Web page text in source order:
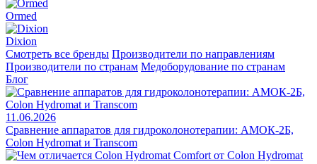
Ormed
Dixion
Смотреть все бренды Производители по направлениям
Производители по странам Медоборудование по странам
Блог
11.06.2026
Сравнение аппаратов для гидроколонотерапии: АМОК-2Б,
Colon Hydromat и Transcom